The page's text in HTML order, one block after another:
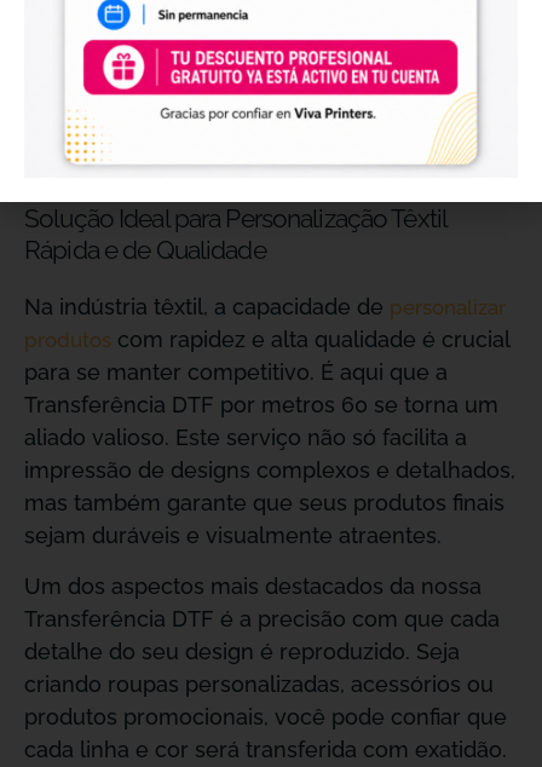
Prazos de Entrega Flexíveis:
envio em 24 e 72 horas, além de entregas
diretas no mesmo dia e aos sábados (com
contato prévio).
Solução Ideal para Personalização Têxtil
Rápida e de Qualidade
Na indústria têxtil, a capacidade de personalizar
produtos com rapidez e alta qualidade é crucial
para se manter competitivo. É aqui que a
Transferência DTF por metros 60 se torna um
aliado valioso. Este serviço não só facilita a
impressão de designs complexos e detalhados,
mas também garante que seus produtos finais
sejam duráveis e visualmente atraentes.
Um dos aspectos mais destacados da nossa
Transferência DTF é a precisão com que cada
detalhe do seu design é reproduzido. Seja
criando roupas personalizadas, acessórios ou
produtos promocionais, você pode confiar que
cada linha e cor será transferida com exatidão.